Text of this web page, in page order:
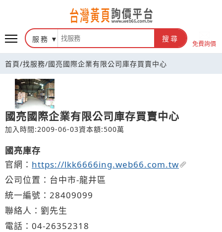
台灣黃頁詢價平台
服務 搜尋
免費詢價
首頁/找服務/國亮國際企業有限公司庫存買賣中心
國亮國際企業有限公司庫存買賣中心
加入時間:2009-06-03資本額:500萬
國亮庫存
官網： https://lkk6666ing.web66.com.tw
公司位置：台中市-龍井區
統一編號：28409099
聯絡人：劉先生
電話： 04-26352318